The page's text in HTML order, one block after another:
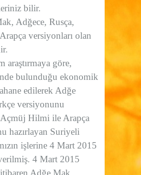
bilir.
Adğece, Rusça,
versiyonları olan
araştırmaya göre,
bulunduğu ekonomik
edilerek Adğe
versiyonunu
Açmüj Hilmi ile Arapça
hazırlayan Suriyeli
işlerine 4 Mart 2015
4 Mart 2015
Adğe Mak